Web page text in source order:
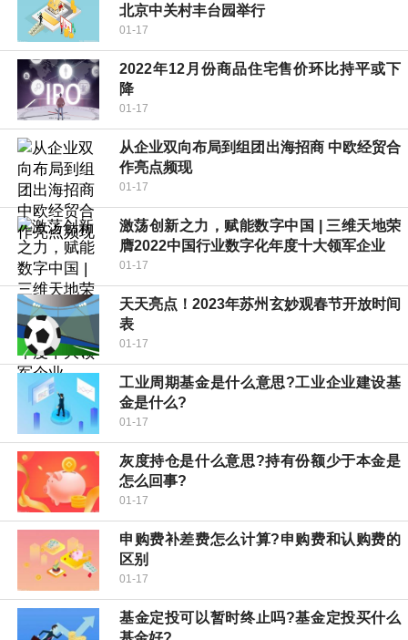
北京中关村丰台园举行
01-17
2022年12月份商品住宅售价环比持平或下
降
01-17
从企业双向布局到组团出海招商 中欧经贸合
作亮点频现
01-17
激荡创新之力，赋能数字中国 | 三维天地荣
膺2022中国行业数字化年度十大领军企业
01-17
天天亮点！2023年苏州玄妙观春节开放时间
表
01-17
工业周期基金是什么意思?工业企业建设基
金是什么?
01-17
灰度持仓是什么意思?持有份额少于本金是
怎么回事?
01-17
申购费补差费怎么计算?申购费和认购费的
区别
01-17
基金定投可以暂时终止吗?基金定投买什么